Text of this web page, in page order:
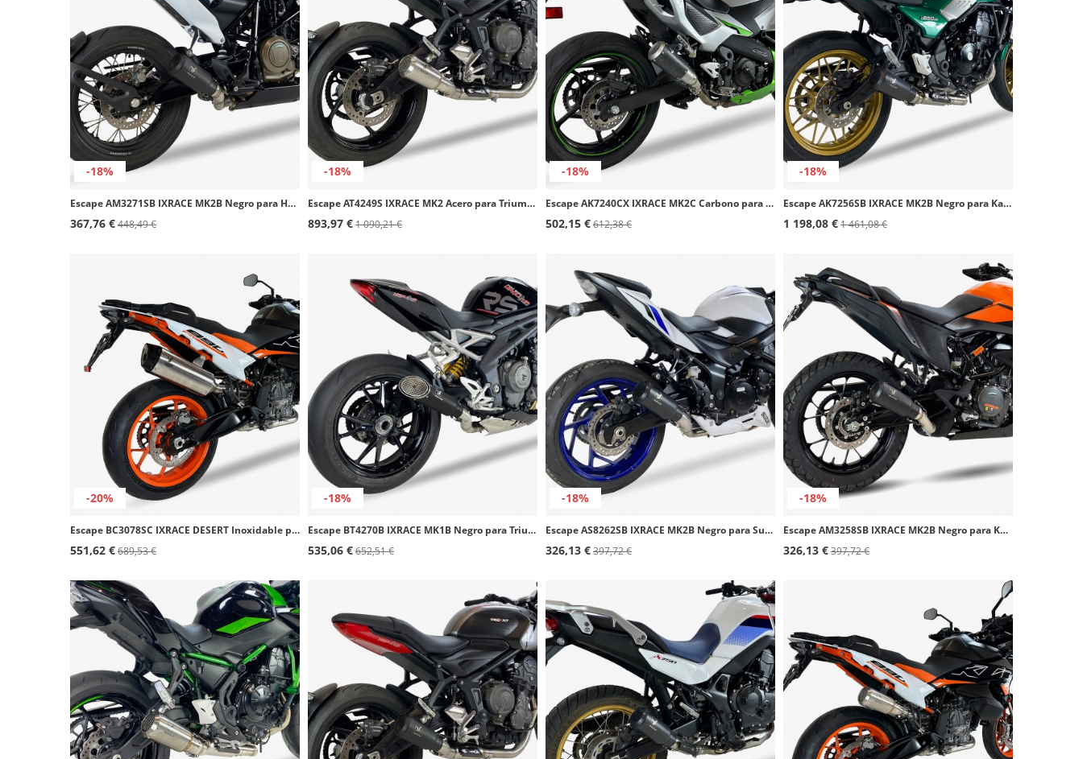
-18%
Escape AM3271SB IXRACE MK2B Negro para Husqvarna Svartpilen/Vitpilen 701 (20-22)
367,76 €448,49 €
-18%
Escape AT4249S IXRACE MK2 Acero para Triumph Trident 660 21-22
893,97 €1 090,21 €
-18%
Escape AK7240CX IXRACE MK2C Carbono para Kawasaki Ninja 500 / SE (24-26), Z 500 / SE (24-26)
502,15 €612,38 €
-18%
Escape AK7256SB IXRACE MK2B Negro para Kawasaki Ninja 650 / Z 650 (21-22), Z 650 RS (22-23)
1 198,08 €1 461,08 €
-20%
Escape BC3078SC IXRACE DESERT Inoxidable para KTM 790/890 Adventure (19-26), 890 SM T (23-26)
551,62 €689,53 €
-18%
Escape BT4270B IXRACE MK1B Negro para Triumph Speed Triple 1200 RS / RR (21-24)
535,06 €652,51 €
-18%
Escape AS8262SB IXRACE MK2B Negro para Suzuki GSR 750 (11-16), GSX-S 750 (17-20)
326,13 €397,72 €
-18%
Escape AM3258SB IXRACE MK2B Negro para KTM 390 Adventure (20-24)
326,13 €397,72 €